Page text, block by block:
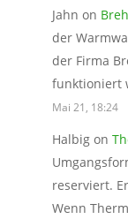
Jahn on
der
der Firma
funktioniert
Mai 21, 18:24
Halbigon
reserviert.
Wenn